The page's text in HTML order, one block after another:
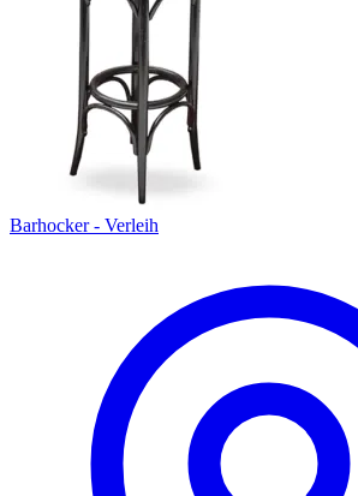
Barhocker - Verleih